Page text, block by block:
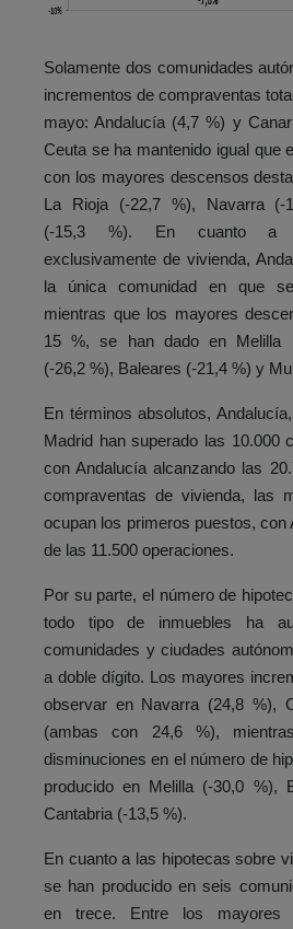
Solamente dos comunidades
incrementos de compraventas
mayo: Andalucía (4,7 %) y
Ceuta se ha mantenido igual que
con los mayores descensos
La Rioja (-22,7 %), Navarra (-
(-15,3 %). En cuanto a
exclusivamente de vivienda,
la única comunidad en que
mientras que los mayores
15 %, se han dado en Melilla
(-26,2 %), Baleares (-21,4 %) y
En términos absolutos,
Madrid han superado las 10.000
con Andalucía alcanzando las
compraventas de vivienda, las
ocupan los primeros puestos, con
de las 11.500 operaciones.
Por su parte, el número de
todo tipo de inmuebles ha
comunidades y ciudades
a doble dígito. Los mayores
observar en Navarra (24,8 %),
(ambas con 24,6 %),
disminuciones en el número de
producido en Melilla (-30,0 %),
Cantabria (-13,5 %).
En cuanto a las hipotecas sobre
se han producido en seis
en trece. Entre los mayores